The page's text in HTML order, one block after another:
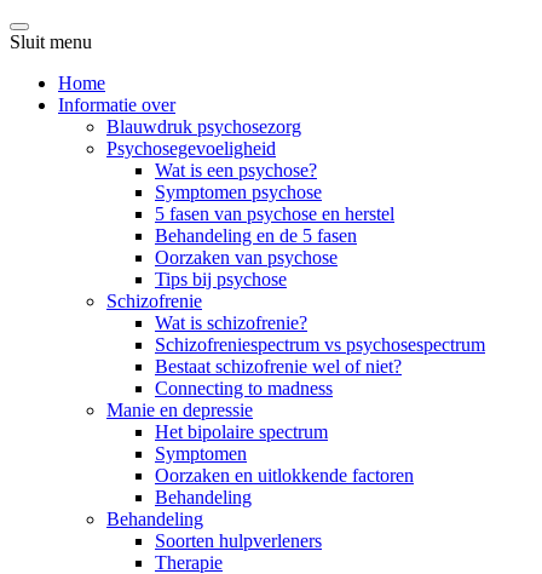
Sluit menu
Home
Informatie over
Blauwdruk psychosezorg
Psychosegevoeligheid
Wat is een psychose?
Symptomen psychose
5 fasen van psychose en herstel
Behandeling en de 5 fasen
Oorzaken van psychose
Tips bij psychose
Schizofrenie
Wat is schizofrenie?
Schizofreniespectrum vs psychosespectrum
Bestaat schizofrenie wel of niet?
Connecting to madness
Manie en depressie
Het bipolaire spectrum
Symptomen
Oorzaken en uitlokkende factoren
Behandeling
Behandeling
Soorten hulpverleners
Therapie